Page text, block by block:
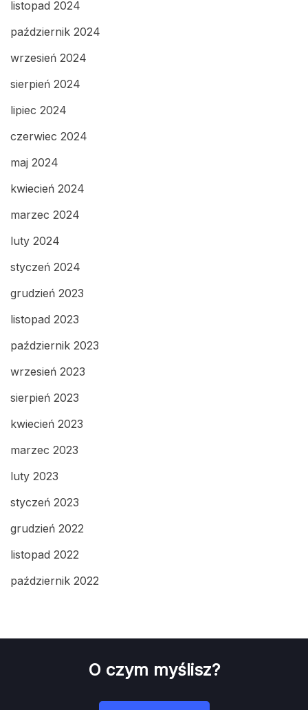
listopad 2024
październik 2024
wrzesień 2024
sierpień 2024
lipiec 2024
czerwiec 2024
maj 2024
kwiecień 2024
marzec 2024
luty 2024
styczeń 2024
grudzień 2023
listopad 2023
październik 2023
wrzesień 2023
sierpień 2023
kwiecień 2023
marzec 2023
luty 2023
styczeń 2023
grudzień 2022
listopad 2022
październik 2022
O czym myślisz?